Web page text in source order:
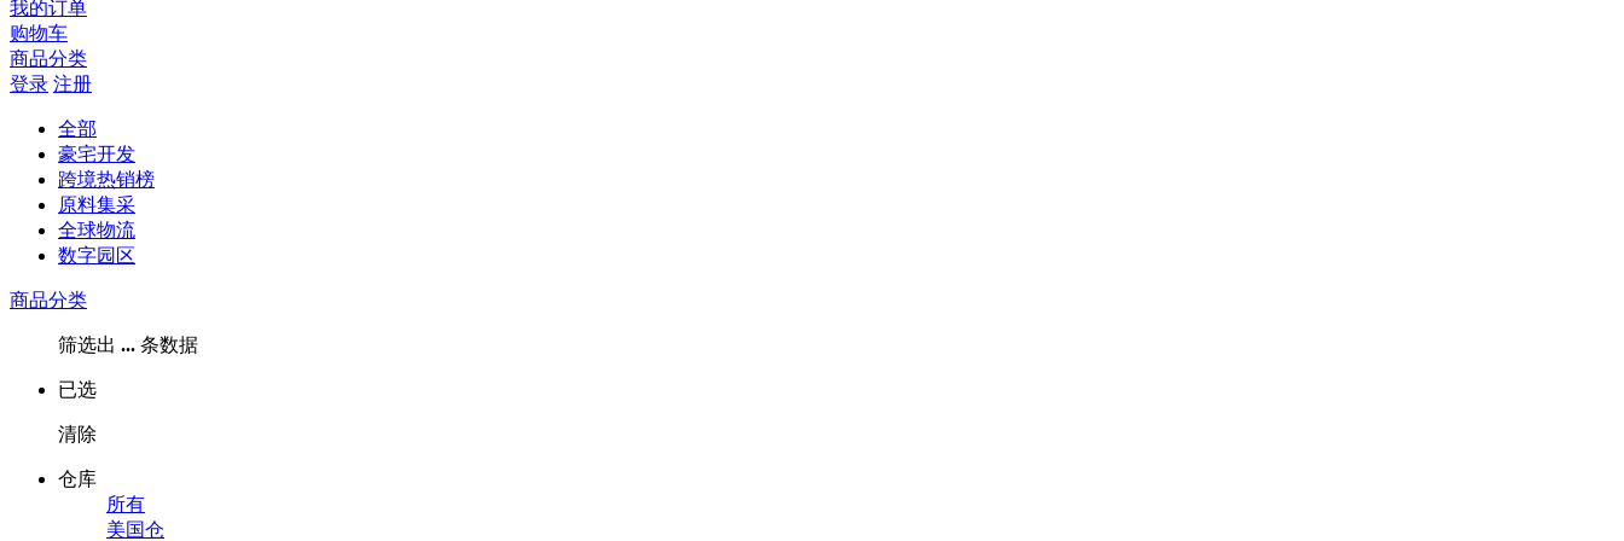
我的订单
购物车
商品分类
登录 注册
全部
豪宅开发
跨境热销榜
原料集采
全球物流
数字园区
商品分类
筛选出 ... 条数据
已选
清除
仓库
所有
美国仓